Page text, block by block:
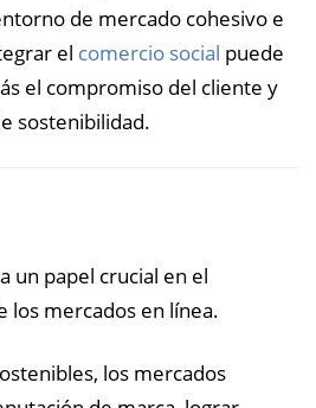
de mercado cohesivo e
el comercio social puede
el compromiso del cliente y
sostenibilidad.
un papel crucial en el
los mercados en línea.
los mercados